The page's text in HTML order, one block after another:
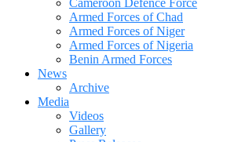
Cameroon Defence Force
Armed Forces of Chad
Armed Forces of Niger
Armed Forces of Nigeria
Benin Armed Forces
News
Archive
Media
Videos
Gallery